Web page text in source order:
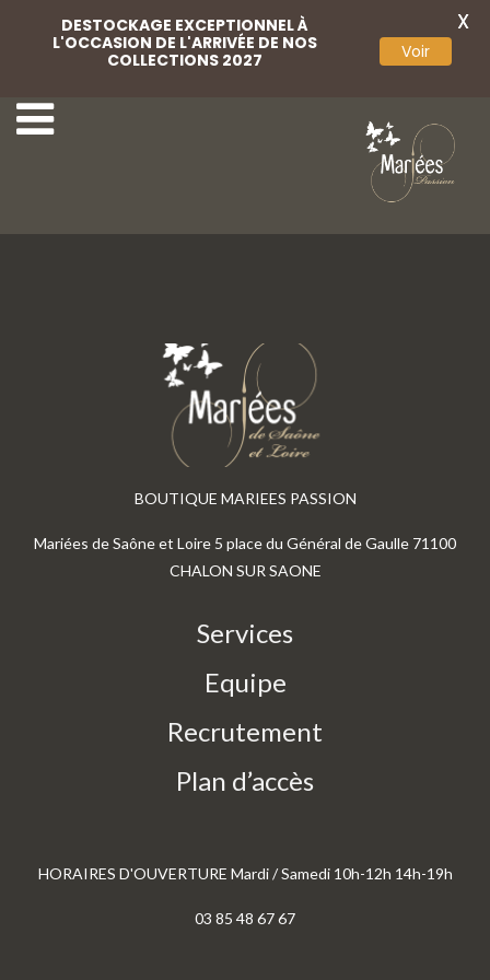
BOUTIQUE MARIEES PASSION
Mariées de Saône et Loire 5 place du Général de Gaulle 71100
CHALON SUR SAONE
Services
Equipe
Recrutement
Plan d’accès
HORAIRES D'OUVERTURE Mardi / Samedi 10h-12h 14h-19h
03 85 48 67 67
DESTOCKAGE EXCEPTIONNEL À
L'OCCASION DE L'ARRIVÉE DE NOS
COLLECTIONS 2027
Voir
X